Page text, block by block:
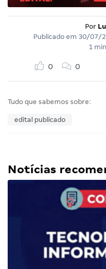
Por
Publicado em 30/07/
1
0 0
Tudo que sabemos sobre:
edital publicado
Notícias